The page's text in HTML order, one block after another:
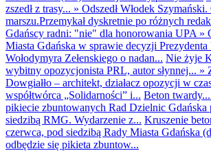
zszedł z trasy... » Odszedł Włodek Szymański.
marszu.Przemykał dyskretnie po różnych
Gdańscy radni: "nie" dla honorowania UPA »
Miasta Gdańska w sprawie decyzji
Wołodymyra Zełenskiego o nadan... Nie żyje
wybitny opozycjonista PRL, autor słynnej... »
Dowgiałło – architekt, działacz opozycji w
współtwórca „Solidarności” i... Beton twardy...
pikiecie zbuntowanych Rad Dzielnic Gdańska
siedzibą RMG. Wydarzenie z... Kruszenie
czerwca, pod siedzibą Rady Miasta Gdańska
odbędzie się pikieta zbuntow...